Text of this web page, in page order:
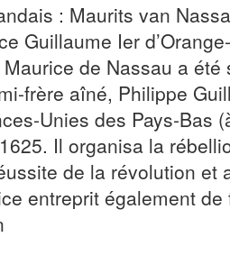
: Maurits van
Guillaume Ier
de Nassau a été
frère aîné, Philippe
Unies des Pays-Bas
Il organisa la
de la révolution et
entreprit également